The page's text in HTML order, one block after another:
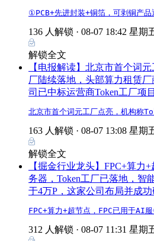
①PCB+先进封装+铜箔，可剥铜产
136 人解锁 · 08-07 18:42 星期
解锁全文
【电报解读】北京市首个词
厂陆续落地，头部算力租赁
司已中标运营商Token工厂项目
北京市首个词元工厂点亮，机构称
163 人解锁 · 08-07 13:08 星期
解锁全文
【掘金行业龙头】FPC+算力
务器，Token工厂已落地，智
于4万P，这家公司布局并成
FPC+算力+超节点，FPC已用于AI
312 人解锁 · 08-07 11:31 星期